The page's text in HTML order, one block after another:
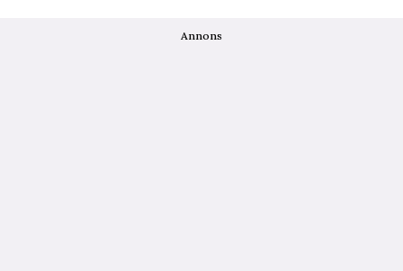
Annons